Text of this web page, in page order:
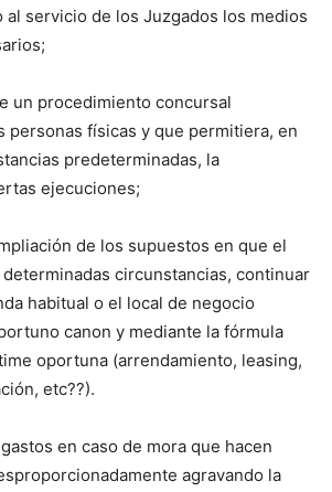
al servicio de los Juzgados los medios
un procedimiento concursal
personas físicas y que permitiera, en
predeterminadas, la
ejecuciones;
de los supuestos en que el
circunstancias, continuar
habitual o el local de negocio
canon y mediante la fórmula
oportuna (arrendamiento, leasing,
etc??).
en caso de mora que hacen
agravando la